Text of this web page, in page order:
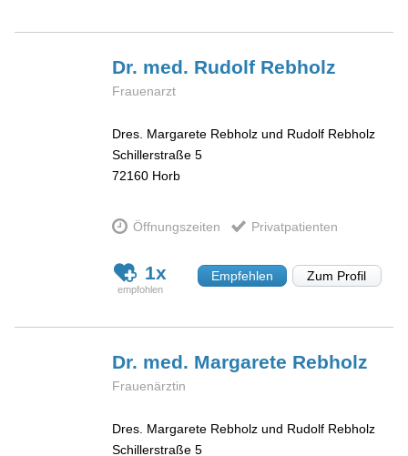
Dr. med. Rudolf Rebholz
Frauenarzt
Dres. Margarete Rebholz und Rudolf Rebholz
Schillerstraße 5
72160 Horb
Öffnungszeiten Privatpatienten
1x Empfehlen Zum Profil
Dr. med. Margarete Rebholz
Frauenärztin
Dres. Margarete Rebholz und Rudolf Rebholz
Schillerstraße 5